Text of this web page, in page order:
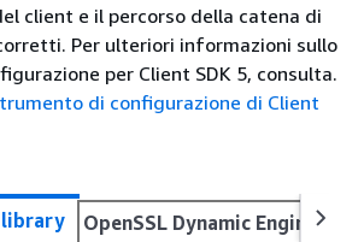
client e il percorso della catena di
Per ulteriori informazioni sullo
per Client SDK 5, consulta.
di configurazione di Client
library OpenSSL Dynamic Engine